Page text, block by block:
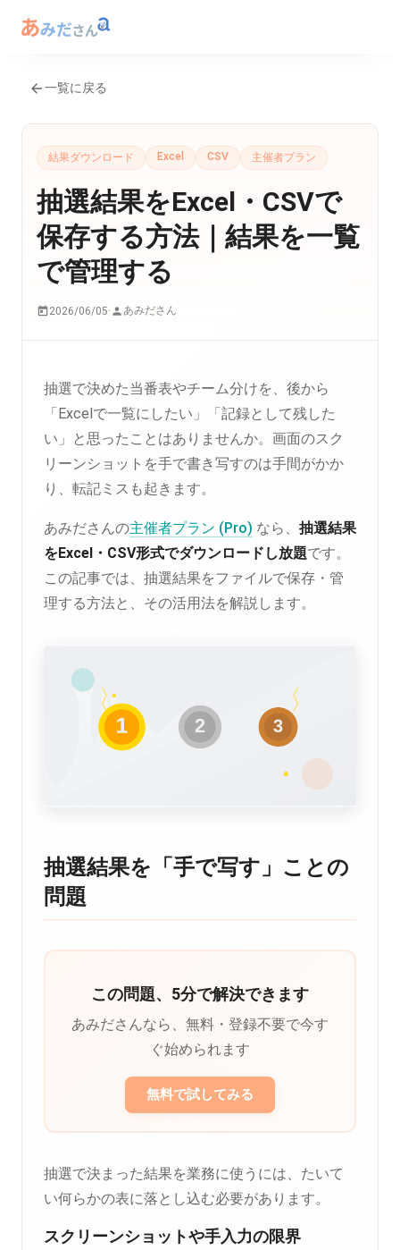
一覧に戻る
結果ダウンロード Excel CSV 主催者プラン
抽選結果をExcel・CSVで
保存する方法｜結果を一覧
で管理する
2026/06/05· あみださん
抽選で決めた当番表やチーム分けを、後から
「Excelで一覧にしたい」「記録として残した
い」と思ったことはありませんか。画面のスク
リーンショットを手で書き写すのは手間がかか
り、転記ミスも起きます。
あみださんの主催者プラン (Pro) なら、 抽選結果
をExcel・CSV形式でダウンロードし放題です。
この記事では、抽選結果をファイルで保存・管
理する方法と、その活用法を解説します。
抽選結果を「手で写す」ことの
問題
この問題、5分で解決できます
あみださんなら、無料・登録不要で今す
ぐ始められます
無料で試してみる
抽選で決まった結果を業務に使うには、たいて
い何らかの表に落とし込む必要があります。
スクリーンショットや手入力の限界